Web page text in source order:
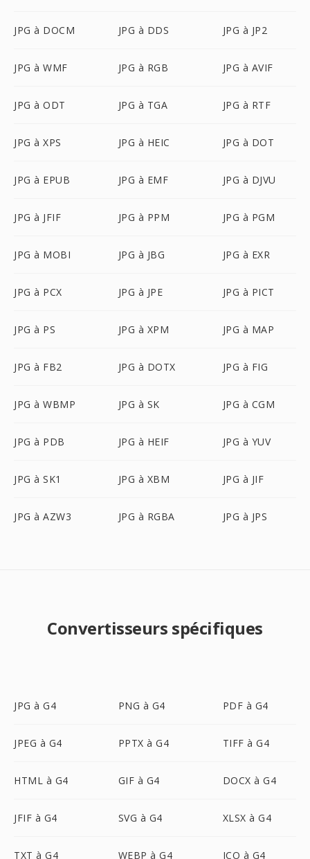
JPG à DOCM JPG à DDS JPG à JP2
JPG à WMF JPG à RGB JPG à AVIF
JPG à ODT JPG à TGA JPG à RTF
JPG à XPS JPG à HEIC JPG à DOT
JPG à EPUB JPG à EMF JPG à DJVU
JPG à JFIF JPG à PPM JPG à PGM
JPG à MOBI JPG à JBG JPG à EXR
JPG à PCX JPG à JPE JPG à PICT
JPG à PS JPG à XPM JPG à MAP
JPG à FB2 JPG à DOTX JPG à FIG
JPG à WBMP JPG à SK JPG à CGM
JPG à PDB JPG à HEIF JPG à YUV
JPG à SK1 JPG à XBM JPG à JIF
JPG à AZW3 JPG à RGBA JPG à JPS
Convertisseurs spécifiques
JPG à G4 PNG à G4 PDF à G4
JPEG à G4 PPTX à G4 TIFF à G4
HTML à G4 GIF à G4 DOCX à G4
JFIF à G4 SVG à G4 XLSX à G4
TXT à G4 WEBP à G4 ICO à G4